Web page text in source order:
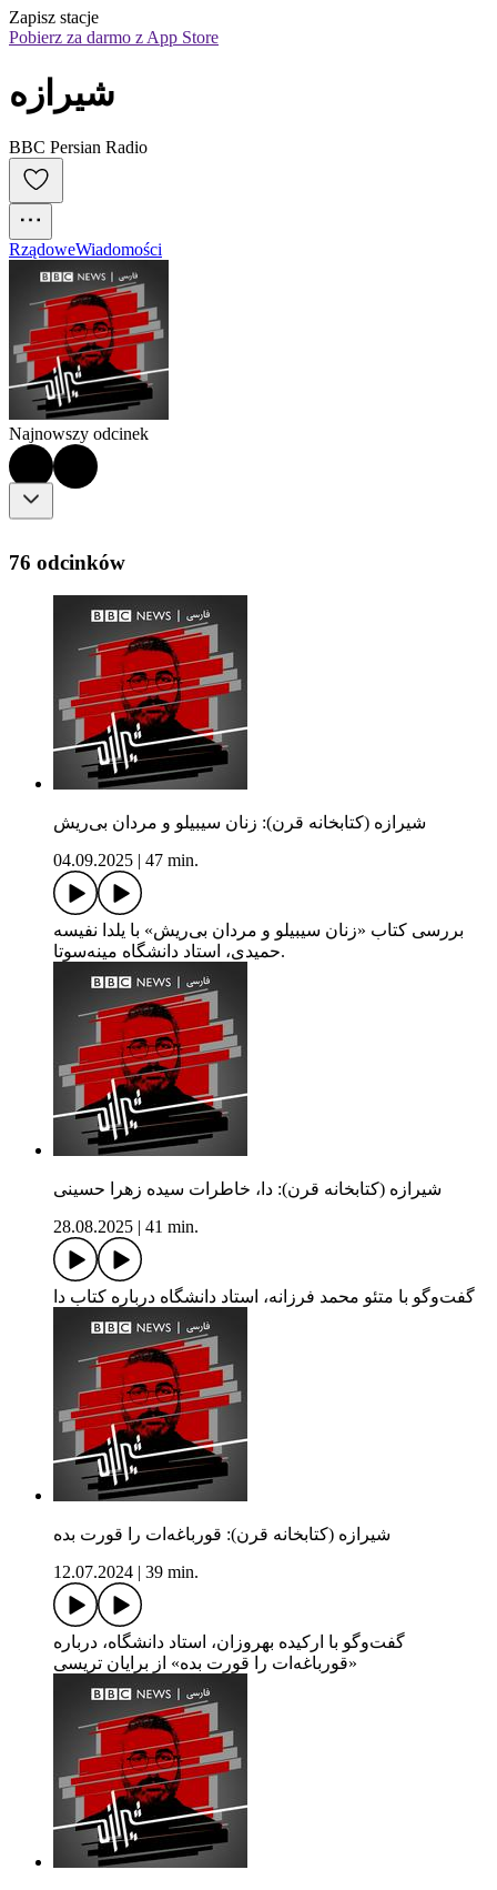
Zapisz stacje
Pobierz za darmo z App Store
شیرازه
BBC Persian Radio
RządoweWiadomości
Najnowszy odcinek
76 odcinków
شیرازه (کتابخانه قرن): زنان سیبیلو و مردان بی‌ریش
04.09.2025
47 min.
بررسی کتاب «زنان سیبیلو و مردان بی‌ریش» با یلدا نفیسه
حمیدی، استاد دانشگاه مینه‌سوتا.
شیرازه (کتابخانه قرن): دا، خاطرات سیده زهرا حسینی
28.08.2025
41 min.
گفت‌وگو با متئو محمد فرزانه، استاد دانشگاه درباره کتاب دا
شیرازه (کتابخانه قرن): قورباغه‌ات را قورت بده
12.07.2024
39 min.
گفت‌وگو با ارکیده بهروزان، استاد دانشگاه، درباره
«قورباغه‌ات را قورت بده» از برایان تریسی